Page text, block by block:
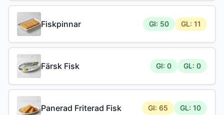
Fiskpinnar GI: 50 GL: 11
Färsk Fisk GI: 0 GL: 0
Panerad Friterad Fisk GI: 65 GL: 10